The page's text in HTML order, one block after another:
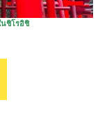
นชิโรอิชิ